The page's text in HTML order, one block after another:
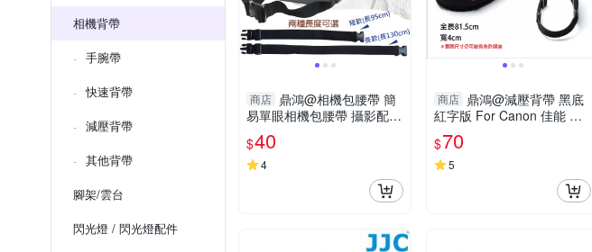
相機背帶
手腕帶
快速背帶
減壓背帶
其他背帶
腳架/雲台
閃光燈 / 閃光燈配件
商店 鼎鴻@相機包腰帶 簡
易單眼相機包腰帶 攝影配件
攝影包腰帶 插扣腰帶 戶外
騎車登山減壓帶
$40
4
商店 鼎鴻@減壓背帶 黑底
紅字版 For Canon 佳能 數
位相機 防滑設計 寬版加厚
單眼 類單眼 相機肩帶
$70
5